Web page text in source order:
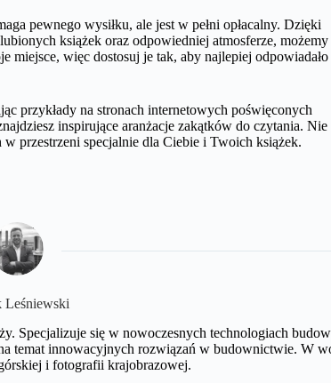
pewnego wysiłku, ale jest w pełni opłacalny. Dzięki
książek oraz odpowiedniej atmosferze,
miejsce, więc dostosuj je tak, aby najlepiej
przykłady na stronach internetowych poświęconych
inspirujące aranżacje zakątków do czytania. Nie
przestrzeni specjalnie dla Ciebie i Twoich książek.
Leśniewski
Specjalizuje się w nowoczesnych technologiach
temat innowacyjnych rozwiązań w budownictwie. W
i fotografii krajobrazowej.